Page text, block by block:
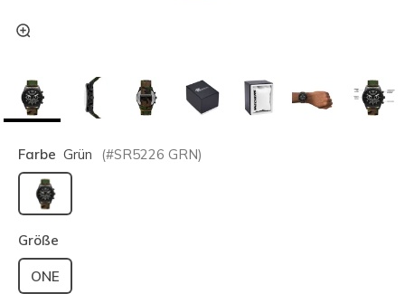
Farbe Grün (#SR5226 GRN)
ausgewählt
Größe
ONE